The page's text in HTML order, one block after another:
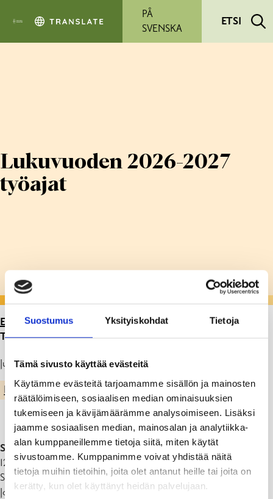
Suostumus Yksityiskohdat Tietoja
Tämä sivusto käyttää evästeitä
Käytämme evästeitä tarjoamamme sisällön ja mainosten
räätälöimiseen, sosiaalisen median ominaisuuksien
tukemiseen ja kävijämäärämme analysoimiseen. Lisäksi
jaamme sosiaalisen median, mainosalan ja analytiikka-
alan kumppaneillemme tietoja siitä, miten käytät
sivustoamme. Kumppanimme voivat yhdistää näitä
tietoja muihin tietoihin, joita olet antanut heille tai joita on
kerätty, kun olet käyttänyt heidän palvelujaan.
PÅ
SVENSKA
ETSI
Lukuvuoden 2026-2027
työajat
ETUSIVU>ARTIKKELIT>LUKUVUODEN 2026-2027
TYÖAJAT
Julkaistu: 05.01.26
PERUSOPETUS
Syyslukukausi 2026:
12.08.2026 – 22.12.2026 (90 työpäivää)
Syysloma, viikko 42: 12.10.2026 – 16.10.2026
Joululoma: 23.12.2026 – 06.01.2027